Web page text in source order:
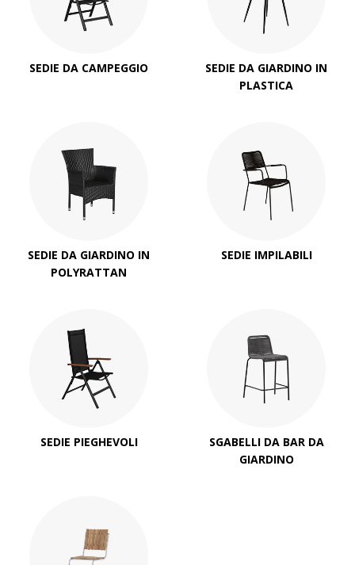
SEDIE DA CAMPEGGIO
SEDIE DA GIARDINO IN
PLASTICA
SEDIE DA GIARDINO IN
POLYRATTAN
SEDIE IMPILABILI
SEDIE PIEGHEVOLI
SGABELLI DA BAR DA
GIARDINO